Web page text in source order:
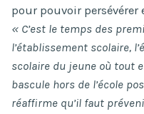
pour pouvoir persévérer
« C’est le temps des
l’établissement scolaire,
scolaire du jeune où tout
bascule hors de l’école
réaffirme qu’il faut